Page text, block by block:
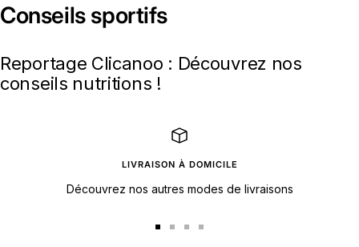
Conseils sportifs
Reportage Clicanoo : Découvrez nos
conseils nutritions !
LIVRAISON À DOMICILE
Découvrez nos autres modes de livraisons